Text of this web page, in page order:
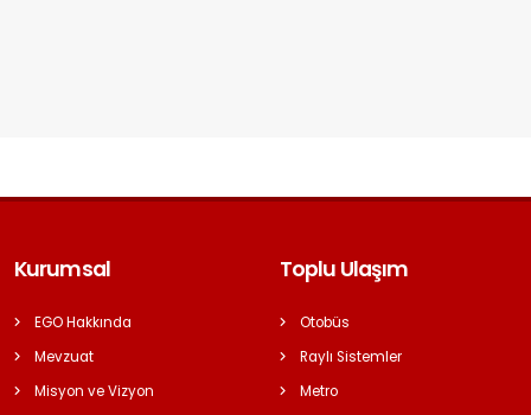
Kurumsal
EGO Hakkında
Mevzuat
Misyon ve Vizyon
Toplu Ulaşım
Otobüs
Raylı Sistemler
Metro